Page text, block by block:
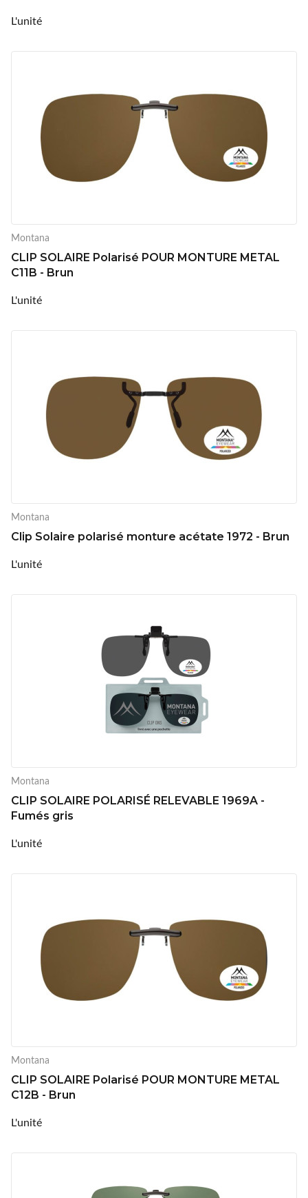
L'unité
Montana
CLIP SOLAIRE Polarisé POUR MONTURE METAL
C11B - Brun
L'unité
Montana
Clip Solaire polarisé monture acétate 1972 - Brun
L'unité
Montana
CLIP SOLAIRE POLARISÉ RELEVABLE 1969A -
Fumés gris
L'unité
Montana
CLIP SOLAIRE Polarisé POUR MONTURE METAL
C12B - Brun
L'unité